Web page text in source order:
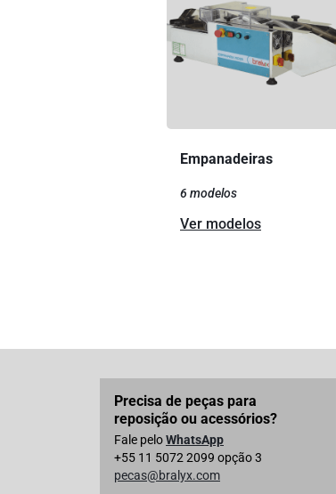
Empanadeiras
6 modelos
Ver modelos
Precisa de peças para
reposição ou acessórios?
Fale peloWhatsApp
+55 11 5072 2099 opção 3
pecas@bralyx.com